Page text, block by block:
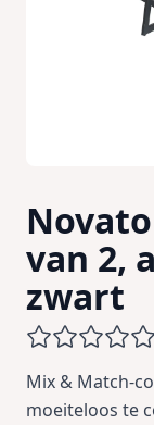
van 2,
zwart
Mix & Match-
moeiteloos te